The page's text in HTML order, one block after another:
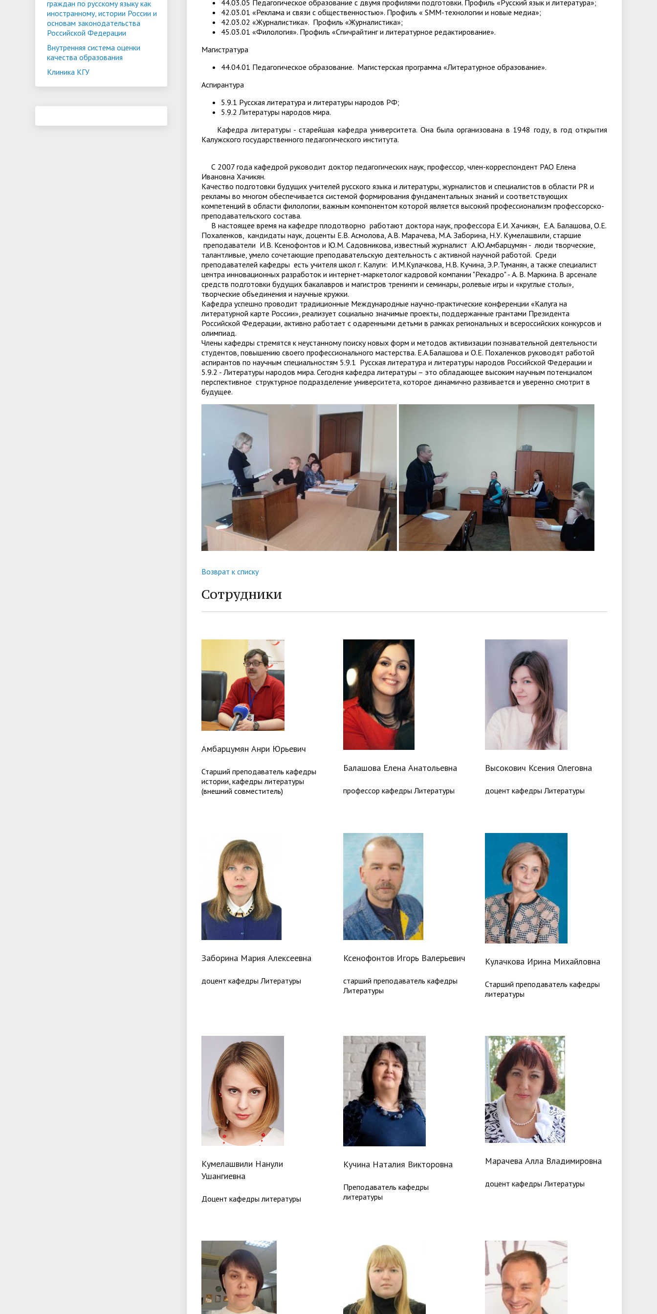
граждан по русскому языку как
иностранному, истории России и
основам законодательства
Российской Федерации
Внутренняя система оценки
качества образования
Клиника КГУ
44.03.05 Педагогическое образование с двумя профилями подготовки. Профиль «Русский язык и литература»;
42.03.01 «Реклама и связи с общественностью». Профиль « SMM-технологии и новые медиа»;
42.03.02 «Журналистика». Профиль «Журналистика»;
45.03.01 «Филология». Профиль «Спичрайтинг и литературное редактирование».
Магистратура
44.04.01 Педагогическое образование. Магистерская программа «Литературное образование».
Аспирантура
5.9.1 Русская литература и литературы народов РФ;
5.9.2 Литературы народов мира.
Кафедра литературы - старейшая кафедра университета. Она была организована в 1948 году, в год открытия
Калужского государственного педагогического института.
С 2007 года кафедрой руководит доктор педагогических наук, профессор, член-корреспондент РАО Елена
Ивановна Хачикян.
Качество подготовки будущих учителей русского языка и литературы, журналистов и специалистов в области PR и
рекламы во многом обеспечивается системой формирования фундаментальных знаний и соответствующих
компетенций в области филологии, важным компонентом которой является высокий профессионализм профессорско-
преподавательского состава.
В настоящее время на кафедре плодотворно работают доктора наук, профессора Е.И. Хачикян, Е.А. Балашова, О.Е.
Похаленков, кандидаты наук, доценты Е.В. Асмолова, А.В. Марачева, М.А. Заборина, Н.У. Кумелашвили, старшие
преподаватели И.В. Ксенофонтов и Ю.М. Садовникова, известный журналист А.Ю.Амбарцумян - люди творческие,
талантливые, умело сочетающие преподавательскую деятельность с активной научной работой. Среди
преподавателей кафедры есть учителя школ г. Калуги: И.М.Кулачкова, Н.В. Кучина, Э.Р.Туманян, а также специалист
центра инновационных разработок и интернет-маркетолог кадровой компании "Рекадро" - А. В. Маркина. В арсенале
средств подготовки будущих бакалавров и магистров тренинги и семинары, ролевые игры и «круглые столы»,
творческие объединения и научные кружки.
Кафедра успешно проводит традиционные Международные научно-практические конференции «Калуга на
литературной карте России», реализует социально значимые проекты, поддержанные грантами Президента
Российской Федерации, активно работает с одаренными детьми в рамках региональных и всероссийских конкурсов и
олимпиад.
Члены кафедры стремятся к неустанному поиску новых форм и методов активизации познавательной деятельности
студентов, повышению своего профессионального мастерства. Е.А.Балашова и О.Е. Похаленков руководят работой
аспирантов по научным специальностям 5.9.1 Русская литература и литературы народов Российской Федерации и
5.9.2 - Литературы народов мира. Сегодня кафедра литературы – это обладающее высоким научным потенциалом
перспективное структурное подразделение университета, которое динамично развивается и уверенно смотрит в
будущее.
Возврат к списку
Сотрудники
Амбарцумян Анри Юрьевич
Старший преподаватель кафедры
истории, кафедры литературы
(внешний совместитель)
Балашова Елена Анатольевна
профессор кафедры Литературы
Высокович Ксения Олеговна
доцент кафедры Литературы
Заборина Мария Алексеевна
доцент кафедры Литературы
Ксенофонтов Игорь Валерьевич
старший преподаватель кафедры
Литературы
Кулачкова Ирина Михайловна
Старший преподаватель кафедры
литературы
Кумелашвили Нанули
Ушангиевна
Доцент кафедры литературы
Кучина Наталия Викторовна
Преподаватель кафедры
литературы
Марачева Алла Владимировна
доцент кафедры Литературы